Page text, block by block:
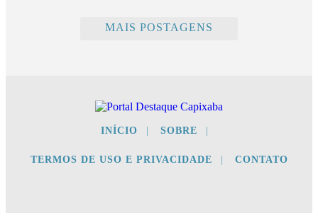
MAIS POSTAGENS
INÍCIO | SOBRE |
TERMOS DE USO E PRIVACIDADE | CONTATO